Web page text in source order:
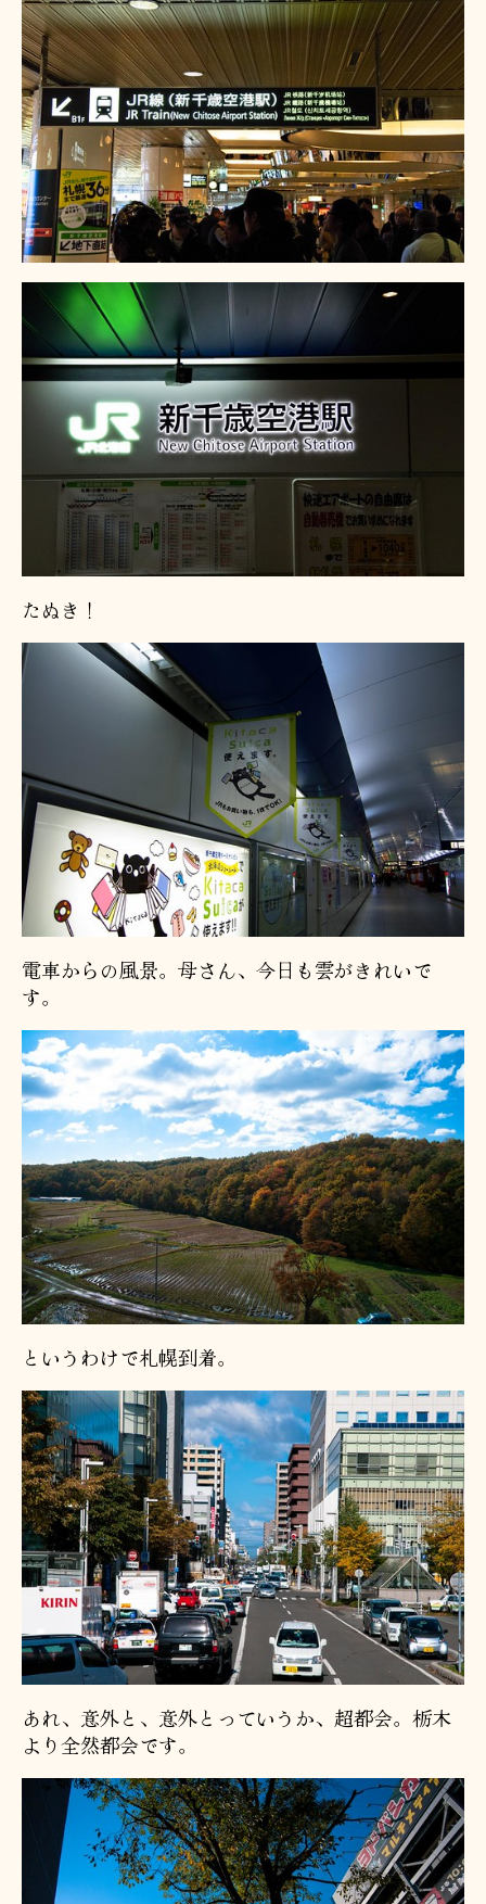
たぬき！
電車からの風景。母さん、今日も雲がきれいで
す。
というわけで札幌到着。
あれ、意外と、意外とっていうか、超都会。栃木
より全然都会です。